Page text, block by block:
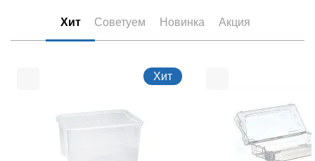
Хит Советуем Новинка Акция
Хит